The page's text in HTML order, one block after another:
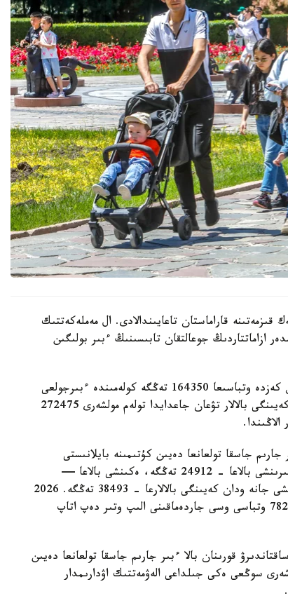
قاراماستان تاعايىندالادى. ال مەملەكەتتىك
ازاماتتاردىڭ جوعالتقان تابىسىنىڭ ءبىر بولىگىن
- ءبىرىنشى، ەكىنشى جانە ءۇشىنشى بالا دۇنيەگە كەلگەن كەزدە وتباسىعا 164350 تەڭگە كولەمىندە ءبىرجولعى
مەملەكەتتىك جاردەماقى تولەنەدى. ءتورتىنشى جانە ودان كەيىنگى بالالار تۋعان جاعدايدا تولەم مولشەرى 272475
جاسقا تولعانعا دەيىن كۇتىمىنە بايلانىستى
مەملەكەتتىك جاردەماقى بەرىلەدى. بيىل ونىڭ مولشەرى ءبىرىنشى بالاعا - 24912 تەڭگە، ەكىنشى بالاعا —
29454 تەڭگە، ءۇشىنشى بالاعا - 33952 تەڭگە، ءتورتىنشى جانە ودان كەيىنگى بالالارعا - 38493 تەڭگە. 2026
-جىلعى 1- تامىزداعى جاعداي بويىنشا استانا قالاسىندا 7821 وتباسى وسى جاردەماقىنى الىپ وتىر دەپ اتاپ
قورىنان بالا ءبىر جارىم جاسقا تولعانعا دەيىن
سوڭعى ەكى جىلداعى الەۋمەتتىك اۋدارىمدار